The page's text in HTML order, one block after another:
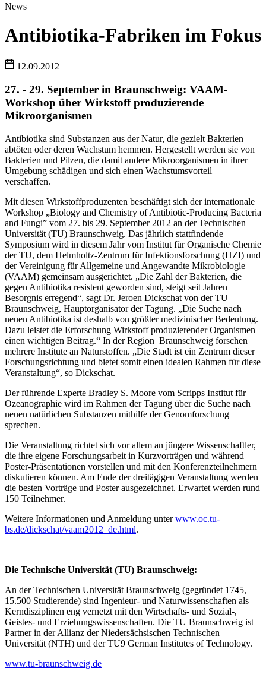
News
Antibiotika-Fabriken im Fokus
12.09.2012
27. - 29. September in Braunschweig: VAAM-
Workshop über Wirkstoff produzierende
Mikroorganismen
Antibiotika sind Substanzen aus der Natur, die gezielt Bakterien
abtöten oder deren Wachstum hemmen. Hergestellt werden sie von
Bakterien und Pilzen, die damit andere Mikroorganismen in ihrer
Umgebung schädigen und sich einen Wachstumsvorteil
verschaffen.
Mit diesen Wirkstoffproduzenten beschäftigt sich der internationale
Workshop „Biology and Chemistry of Antibiotic-Producing Bacteria
and Fungi” vom 27. bis 29. September 2012 an der Technischen
Universität (TU) Braunschweig. Das jährlich stattfindende
Symposium wird in diesem Jahr vom Institut für Organische Chemie
der TU, dem Helmholtz-Zentrum für Infektionsforschung (HZI) und
der Vereinigung für Allgemeine und Angewandte Mikrobiologie
(VAAM) gemeinsam ausgerichtet. „Die Zahl der Bakterien, die
gegen Antibiotika resistent geworden sind, steigt seit Jahren
Besorgnis erregend“, sagt Dr. Jeroen Dickschat von der TU
Braunschweig, Hauptorganisator der Tagung. „Die Suche nach
neuen Antibiotika ist deshalb von größter medizinischer Bedeutung.
Dazu leistet die Erforschung Wirkstoff produzierender Organismen
einen wichtigen Beitrag.“ In der Region Braunschweig forschen
mehrere Institute an Naturstoffen. „Die Stadt ist ein Zentrum dieser
Forschungsrichtung und bietet somit einen idealen Rahmen für diese
Veranstaltung“, so Dickschat.
Der führende Experte Bradley S. Moore vom Scripps Institut für
Ozeanographie wird im Rahmen der Tagung über die Suche nach
neuen natürlichen Substanzen mithilfe der Genomforschung
sprechen.
Die Veranstaltung richtet sich vor allem an jüngere Wissenschaftler,
die ihre eigene Forschungsarbeit in Kurzvorträgen und während
Poster-Präsentationen vorstellen und mit den Konferenzteilnehmern
diskutieren können. Am Ende der dreitägigen Veranstaltung werden
die besten Vorträge und Poster ausgezeichnet. Erwartet werden rund
150 Teilnehmer.
Weitere Informationen und Anmeldung unterwww.oc.tu-
bs.de/dickschat/vaam2012_de.html.
Die Technische Universität (TU) Braunschweig:
An der Technischen Universität Braunschweig (gegründet 1745,
15.500 Studierende) sind Ingenieur- und Naturwissenschaften als
Kerndisziplinen eng vernetzt mit den Wirtschafts- und Sozial-,
Geistes- und Erziehungswissenschaften. Die TU Braunschweig ist
Partner in der Allianz der Niedersächsischen Technischen
Universität (NTH) und der TU9 German Institutes of Technology.
www.tu-braunschweig.de